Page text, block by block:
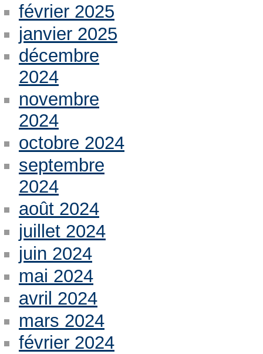
février 2025
janvier 2025
décembre
2024
novembre
2024
octobre 2024
septembre
2024
août 2024
juillet 2024
juin 2024
mai 2024
avril 2024
mars 2024
février 2024